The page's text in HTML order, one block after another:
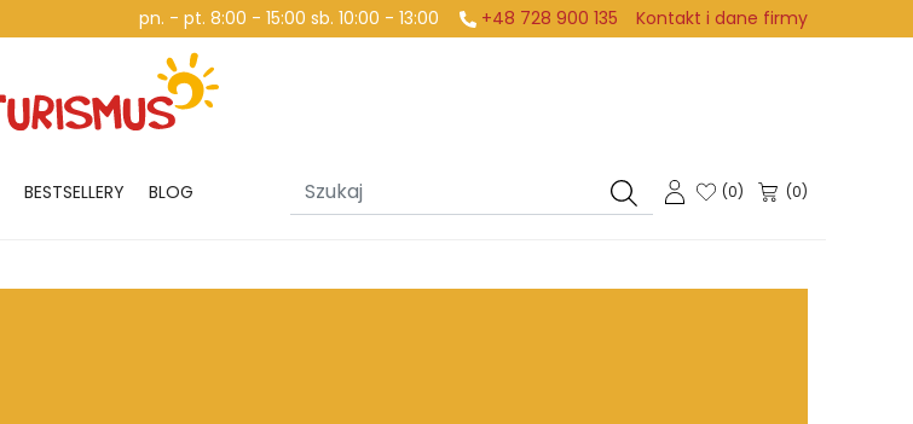
pn. - pt. 8:00 - 15:00 sb. 10:00 - 13:00 +48 728 900 135 Kontakt i dane firmy
BESTSELLERY BLOG (0) (0)